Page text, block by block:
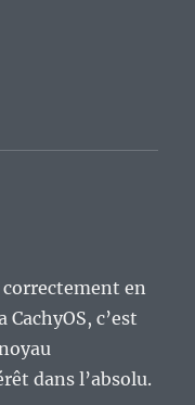
en
c’est
dans l’absolu.